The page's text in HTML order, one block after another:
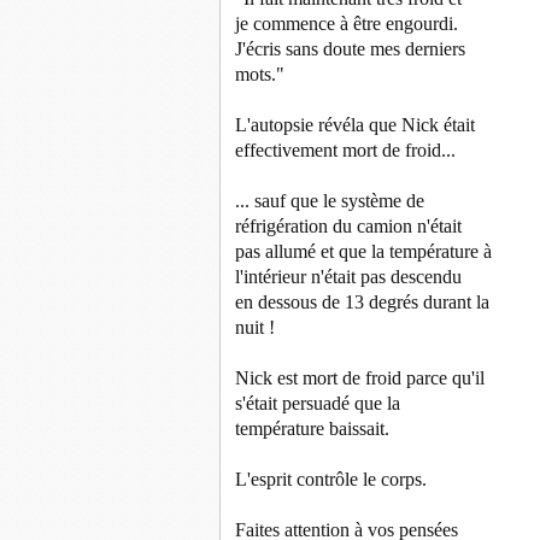
je commence à être engourdi.
J'écris sans doute mes derniers
mots."
L'autopsie révéla que Nick était
effectivement mort de froid...
... sauf que le système de
réfrigération du camion n'était
pas allumé et que la température à
l'intérieur n'était pas descendu
en dessous de 13 degrés durant la
nuit !
Nick est mort de froid parce qu'il
s'était persuadé que la
température baissait.
L'esprit contrôle le corps.
Faites attention à vos pensées